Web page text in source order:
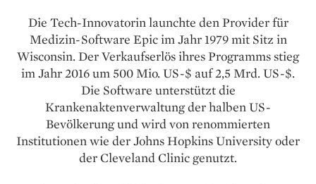
Die Tech-Innovatorin launchte den Provider für
Medizin-Software Epic im Jahr 1979 mit Sitz in
Wisconsin. Der Verkaufserlös ihres Programms stieg
im Jahr 2016 um 500 Mio. US-$ auf 2,5 Mrd. US-$.
Die Software unterstützt die
Krankenaktenverwaltung der halben US-
Bevölkerung und wird von renommierten
Institutionen wie der Johns Hopkins University oder
der Cleveland Clinic genutzt.